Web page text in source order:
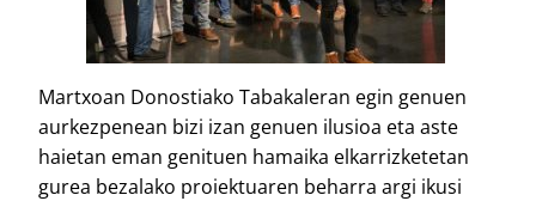
Martxoan Donostiako Tabakaleran egin genuen
aurkezpenean bizi izan genuen ilusioa eta aste
haietan eman genituen hamaika elkarrizketetan
gurea bezalako proiektuaren beharra argi ikusi